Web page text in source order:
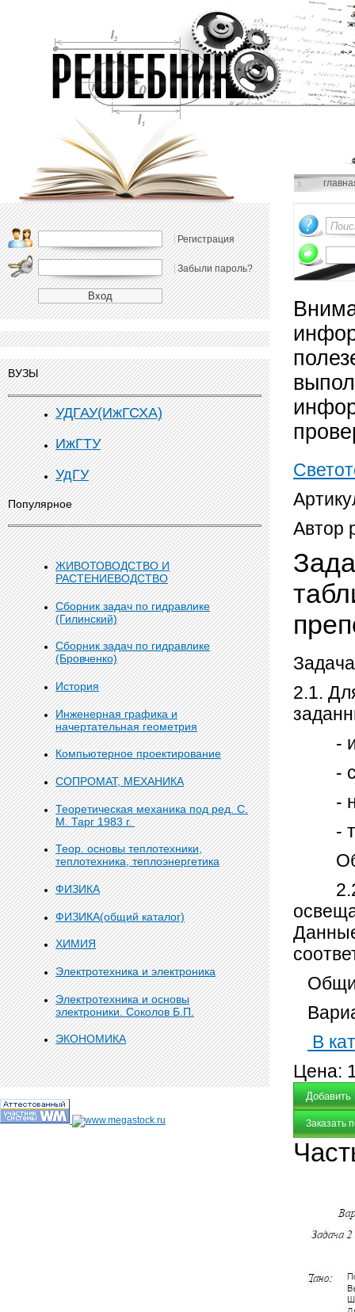
Регистрация
Забыли пароль?
ВУЗЫ
УДГАУ(ИжГСХА)
ИжГТУ
УдГУ
Популярное
ЖИВОТОВОДСТВО И
РАСТЕНИЕВОДСТВО
Сборник задач по гидравлике
(Гилинский)
Сборник задач по гидравлике
(Бровченко)
История
Инженерная графика и
начертательная геометрия
Компьютерное проектирование
СОПРОМАТ, МЕХАНИКА
Теоретическая механика под ред. С.
М. Тарг 1983 г.
Теор. основы теплотехники,
теплотехника, теплоэнергетика
ФИЗИКА
ФИЗИКА(общий каталог)
ХИМИЯ
Электротехника и электроника
Электротехника и основы
электроники. Соколов Б.П.
ЭКОНОМИКА
Автор
2.1.
-
-
-
- тип
2.2.
В
Цена:
Заказать